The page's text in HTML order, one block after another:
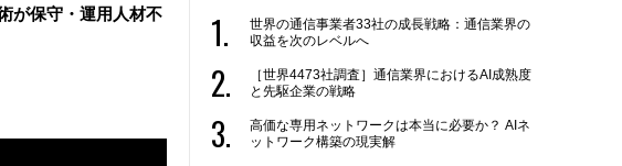
が保守・運用人材不
世界の通信事業者33社の成長戦略：通信業界の
収益を次のレベルへ
［世界4473社調査］通信業界におけるAI成熟度
と先駆企業の戦略
高価な専用ネットワークは本当に必要か？ AIネ
ットワーク構築の現実解